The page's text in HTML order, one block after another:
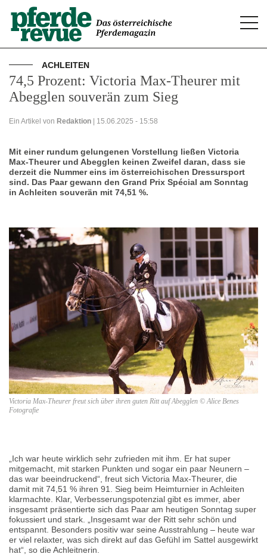
ACHLEITEN
74,5 Prozent: Victoria Max-Theurer mit
Abegglen souverän zum Sieg
Ein Artikel von Redaktion | 15.06.2025 - 15:58
Mit einer rundum gelungenen Vorstellung ließen Victoria
Max-Theurer und Abegglen keinen Zweifel daran, dass sie
derzeit die Nummer eins im österreichischen Dressursport
sind. Das Paar gewann den Grand Prix Spécial am Sonntag
in Achleiten souverän mit 74,51 %.
Victoria Max-Theurer freut sich über ihren guten Ritt auf Abegglen © Alice Benes
Fotografie
„Ich war heute wirklich sehr zufrieden mit ihm. Er hat super
mitgemacht, mit starken Punkten und sogar ein paar Neunern –
das war beeindruckend“, freut sich Victoria Max-Theurer, die
damit mit 74,51 % ihren 91. Sieg beim Heimturnier in Achleiten
klarmachte. Klar, Verbesserungspotenzial gibt es immer, aber
insgesamt präsentierte sich das Paar am heutigen Sonntag super
fokussiert und stark. „Insgesamt war der Ritt sehr schön und
entspannt. Besonders positiv war seine Ausstrahlung – heute war
er viel relaxter, was sich direkt auf das Gefühl im Sattel ausgewirkt
hat“, so die Achleitnerin.